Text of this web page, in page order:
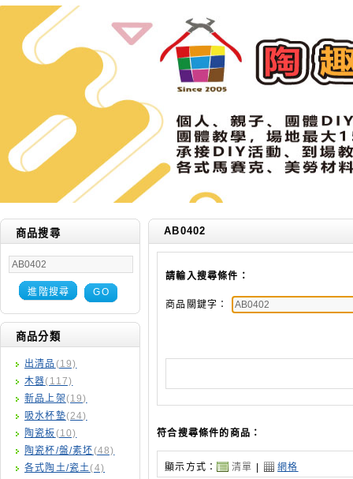
商品搜尋
進階搜尋 GO
商品分類
出清品 (19)
木器(117)
新品上架(19)
吸水杯墊(24)
陶瓷板 (10)
陶瓷杯/盤/素坯(48)
各式陶土/瓷土(4)
AB0402
請輸入搜尋條件：
商品關鍵字：
符合搜尋條件的商品：
顯示方式： 清單 網格